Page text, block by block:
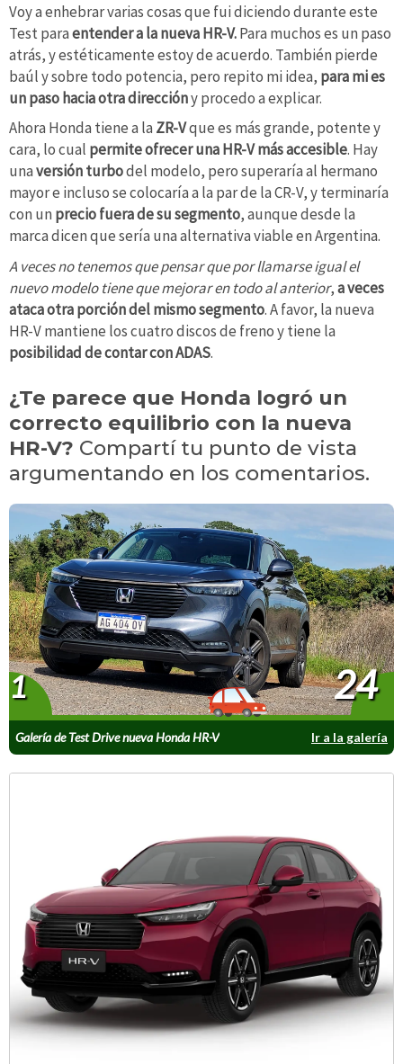
Voy a enhebrar varias cosas que fui diciendo durante este
Test paraentender a la nueva HR-V.Para muchos es un paso
atrás, y estéticamente estoy de acuerdo. También pierde
baúl y sobre todo potencia, pero repito mi idea, para mi es
un paso hacia otra direccióny procedo a explicar.
Ahora Honda tiene a la ZR-Vque es más grande, potente y
cara, lo cual permite ofrecer una HR-V más accesible. Hay
unaversión turbodel modelo, pero superaría al hermano
mayor e incluso se colocaría a la par de la CR-V, y terminaría
con un precio fuera de su segmento, aunque desde la
marca dicen que sería una alternativa viable en Argentina.
A veces no tenemos que pensar que por llamarse igual el
nuevo modelo tiene que mejorar en todo al anterior,a veces
ataca otra porción del mismo segmento. A favor, la nueva
HR-V mantiene los cuatro discos de freno y tiene la
posibilidad de contar con ADAS.
¿Te parece que Honda logró un
correcto equilibrio con la nueva
HR-V? Compartí tu punto de vista
argumentando en los comentarios.
Galería de Test Drive nueva Honda HR-V Ir a la galería
1 24